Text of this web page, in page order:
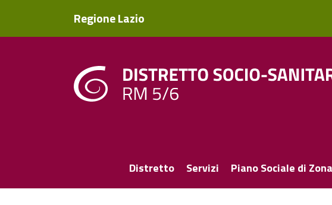
Regione Lazio
Distretto Servizi Piano Sociale di Zona